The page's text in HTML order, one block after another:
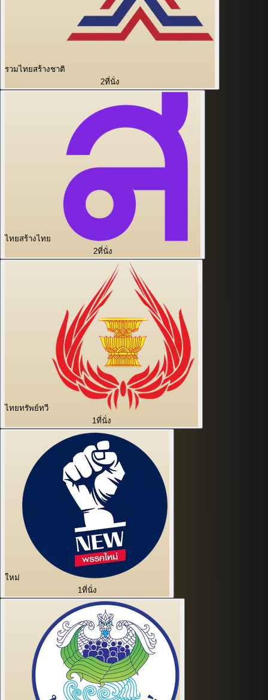
รวมไทยสร้างชาติ
2ที่นั่ง
ไทยสร้างไทย
2ที่นั่ง
ไทยทรัพย์ทวี
1ที่นั่ง
ใหม่
1ที่นั่ง